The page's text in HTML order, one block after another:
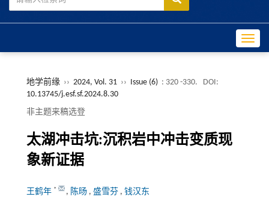
地学前缘 ›› 2024, Vol. 31 ›› Issue (6) : 320 -330.
DOI:
10.13745/j.esf.sf.2024.8.30
非主题来稿选登
太湖冲击坑:沉积岩中冲击变质现
象新证据
王鹤年 * , 陈旸 , 盛雪芬 , 钱汉东